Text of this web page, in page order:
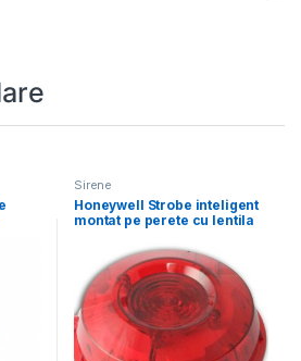
Sirene
Honeywell Strobe inteligent
montat pe perete cu lentila